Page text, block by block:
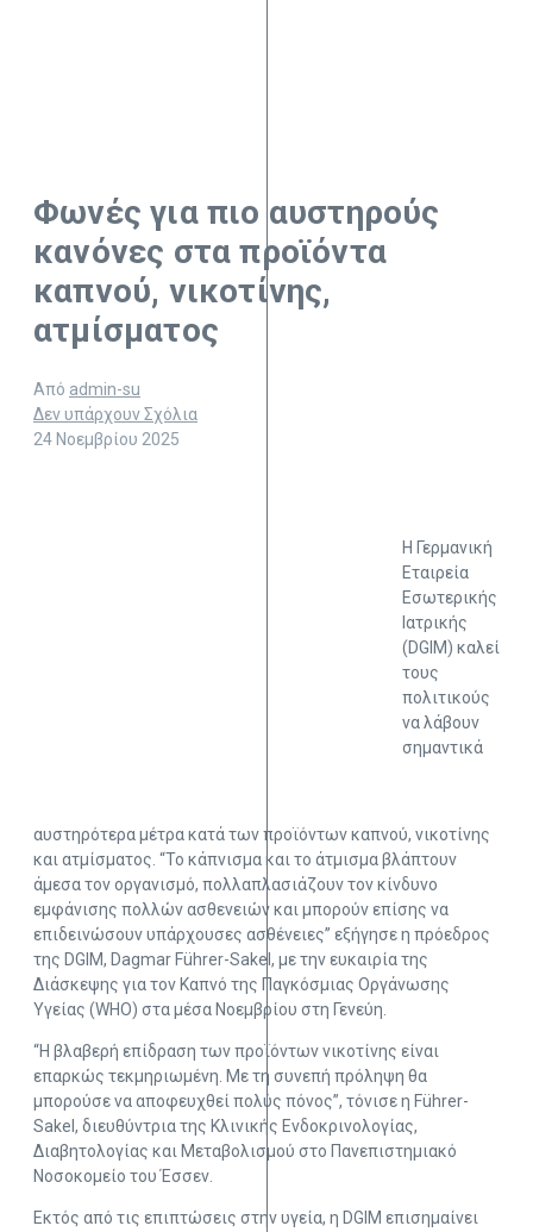
Φωνές για πιο αυστηρούς
κανόνες στα προϊόντα
καπνού, νικοτίνης,
ατμίσματος
Από admin-su
Δεν υπάρχουν Σχόλια
24 Νοεμβρίου 2025
Η Γερμανική
Εταιρεία
Εσωτερικής
Ιατρικής
(DGIM) καλεί
τους
πολιτικούς
να λάβουν
σημαντικά
αυστηρότερα μέτρα κατά των προϊόντων καπνού, νικοτίνης
και ατμίσματος. “Το κάπνισμα και το άτμισμα βλάπτουν
άμεσα τον οργανισμό, πολλαπλασιάζουν τον κίνδυνο
εμφάνισης πολλών ασθενειών και μπορούν επίσης να
επιδεινώσουν υπάρχουσες ασθένειες” εξήγησε η πρόεδρος
της DGIM, Dagmar Führer-Sakel, με την ευκαιρία της
Διάσκεψης για τον Καπνό της Παγκόσμιας Οργάνωσης
Υγείας (WHO) στα μέσα Νοεμβρίου στη Γενεύη.
“Η βλαβερή επίδραση των προϊόντων νικοτίνης είναι
επαρκώς τεκμηριωμένη. Με τη συνεπή πρόληψη θα
μπορούσε να αποφευχθεί πολύς πόνος”, τόνισε η Führer-
Sakel, διευθύντρια της Κλινικής Ενδοκρινολογίας,
Διαβητολογίας και Μεταβολισμού στο Πανεπιστημιακό
Νοσοκομείο του Έσσεν.
Εκτός από τις επιπτώσεις στην υγεία, η DGIM επισημαίνει